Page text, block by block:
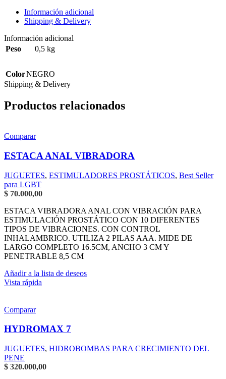
Información adicional
Shipping & Delivery
Información adicional
Peso
0,5 kg
ColorNEGRO
Shipping & Delivery
Productos relacionados
Comparar
ESTACA ANAL VIBRADORA
JUGUETES, ESTIMULADORES PROSTÁTICOS, Best Seller
para LGBT
$ 70.000,00
ESTACA VIBRADORA ANAL CON VIBRACIÓN PARA
ESTIMULACIÓN PROSTÁTICO CON 10 DIFERENTES
TIPOS DE VIBRACIONES. CON CONTROL
INHALAMBRICO. UTILIZA 2 PILAS AAA. MIDE DE
LARGO COMPLETO 16.5CM, ANCHO 3 CM Y
PENETRABLE 8,5 CM
Añadir a la lista de deseos
Vista rápida
Comparar
HYDROMAX 7
JUGUETES, HIDROBOMBAS PARA CRECIMIENTO DEL
PENE
$ 320.000,00